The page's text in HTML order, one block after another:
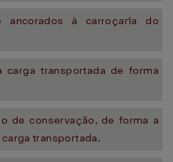
à carroçaria do
transportada de forma
de conservação, de forma a
transportada.